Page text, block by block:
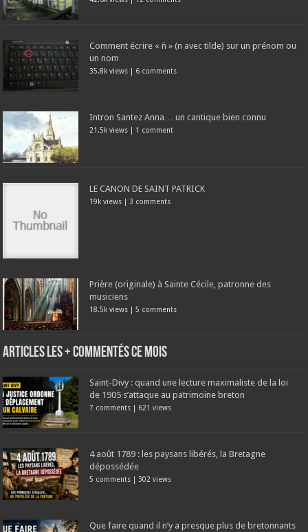
Comment écrire « ñ » (n avec tilde) sur un prénom ou
un nom
35.8k views | 6 comments
Intron Santez Anna… un cantique bien connu
21.5k views | 1 comment
LE CANON DE SAINT PATRICK
19k views | 3 comments
Prière (originale) à Sainte Cécile, patronne des
musiciens
18.5k views |5 comments
Articles les + commentés ce mois
Saint-Divy : quand une lecture maximaliste de la loi
de 1905 s’attaque au patrimoine breton
7 comments | 621 views
4 août 1789 : les paysans libérés, la Bretagne
dépossédée
5 comments | 302 views
Que faire quand il n’y a presque plus de bretonnants